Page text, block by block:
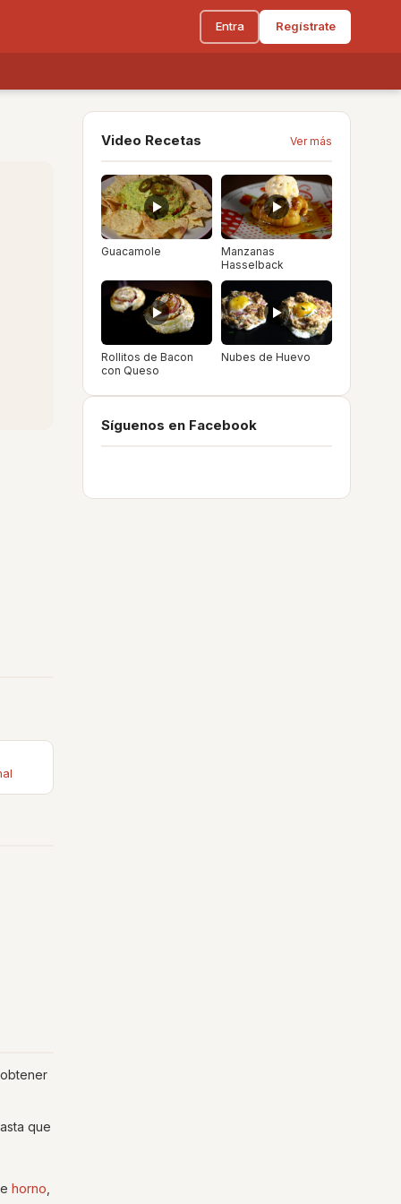
Entra Regístrate
que
horno
Video Recetas Ver más
Guacamole
Manzanas
Hasselback
Rollitos de Bacon
con Queso
Nubes de Huevo
Síguenos en Facebook